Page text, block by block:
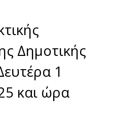
Δημοτικής
1
και ώρα